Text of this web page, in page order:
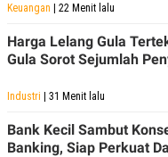
Keuangan | 22 Menit lalu
Harga Lelang Gula
Gula Sorot Sejumlah
Industri | 31 Menit lalu
Bank Kecil Sambut
Banking, Siap Perkuat